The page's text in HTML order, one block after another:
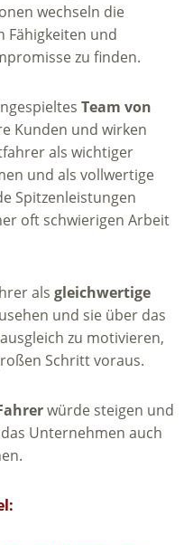
wechseln die
Fähigkeiten und
zu finden.
Team von
Kunden und wirken
als wichtiger
und als vollwertige
Spitzenleistungen
oft schwierigen Arbeit
als gleichwertige
und sie über das
zu motivieren,
Schritt voraus.
würde steigen und
Unternehmen auch